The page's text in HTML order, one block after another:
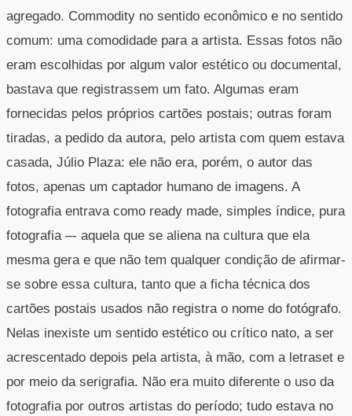
agregado. Commodity no sentido econômico e no sentido
comum: uma comodidade para a artista. Essas fotos não
eram escolhidas por algum valor estético ou documental,
bastava que registrassem um fato. Algumas eram
fornecidas pelos próprios cartões postais; outras foram
tiradas, a pedido da autora, pelo artista com quem estava
casada, Júlio Plaza: ele não era, porém, o autor das
fotos, apenas um captador humano de imagens. A
fotografia entrava como ready made, simples índice, pura
fotografia –- aquela que se aliena na cultura que ela
mesma gera e que não tem qualquer condição de afirmar-
se sobre essa cultura, tanto que a ficha técnica dos
cartões postais usados não registra o nome do fotógrafo.
Nelas inexiste um sentido estético ou crítico nato, a ser
acrescentado depois pela artista, à mão, com a letraset e
por meio da serigrafia. Não era muito diferente o uso da
fotografia por outros artistas do período; tudo estava no